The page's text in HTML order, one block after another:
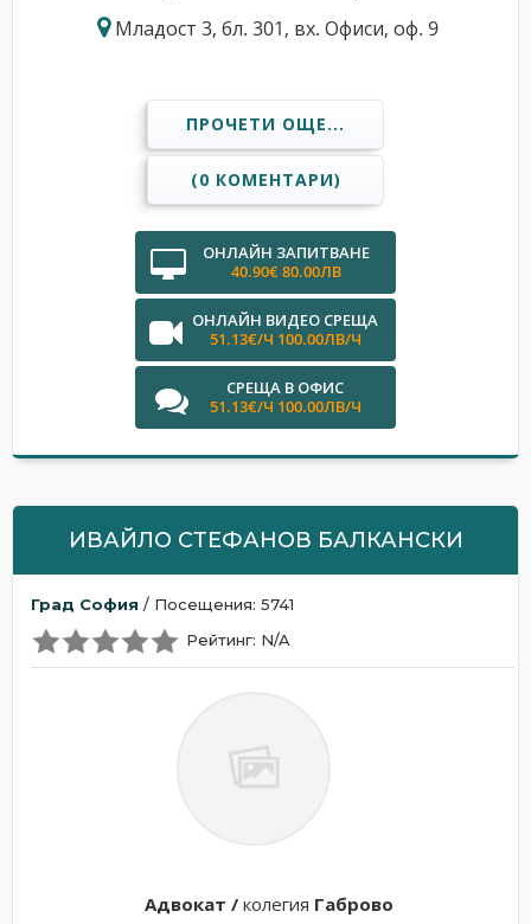
Младост 3, бл. 301, вх. Офиси, оф. 9
ПРОЧЕТИ ОЩЕ...
(0 КОМЕНТАРИ)
ОНЛАЙН ЗАПИТВАНЕ
40.90€ 80.00ЛВ
ОНЛАЙН ВИДЕО СРЕЩА
51.13€/Ч 100.00ЛВ/Ч
СРЕЩА В ОФИС
51.13€/Ч 100.00ЛВ/Ч
ИВАЙЛО СТЕФАНОВ БАЛКАНСКИ
Град София / Посещения: 5741
Рейтинг: N/A
Адвокат / колегия Габрово